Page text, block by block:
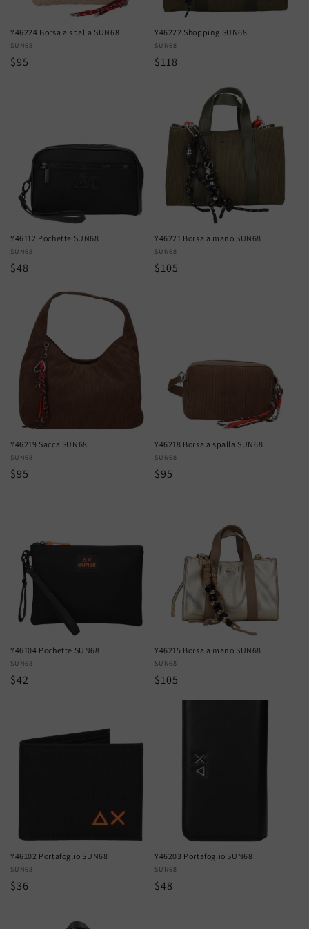
Y46224 Borsa a spalla SUN68
Vendor:
SUN68
Regular
$95
Y46222 Shopping SUN68
Vendor:
SUN68
Regular
$118
Y46112 Pochette SUN68
Vendor:
SUN68
Regular
$48
Y46221 Borsa a mano SUN68
Vendor:
SUN68
Regular
$105
Y46219 Sacca SUN68
Vendor:
SUN68
Regular
$95
Y46218 Borsa a spalla SUN68
Vendor:
SUN68
Regular
$95
Y46104 Pochette SUN68
Vendor:
SUN68
Regular
$42
Y46215 Borsa a mano SUN68
Vendor:
SUN68
Regular
$105
Y46102 Portafoglio SUN68
Vendor:
SUN68
Regular
$36
Y46203 Portafoglio SUN68
Vendor:
SUN68
Regular
$48